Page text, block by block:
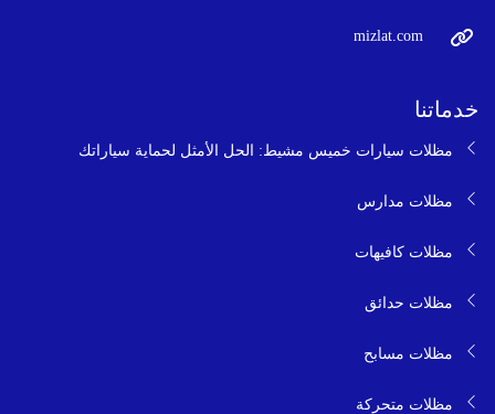
mizlat.com
خدماتنا
مظلات سيارات خميس مشيط: الحل الأمثل لحماية سياراتك
مظلات مدارس
مظلات كافيهات
مظلات حدائق
مظلات مسابح
مظلات متحركة